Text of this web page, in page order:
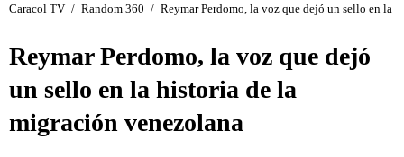
Caracol TV / Random 360 / Reymar Perdomo, la voz que dejó un sello en la
Reymar Perdomo, la voz que dejó
un sello en la historia de la
migración venezolana